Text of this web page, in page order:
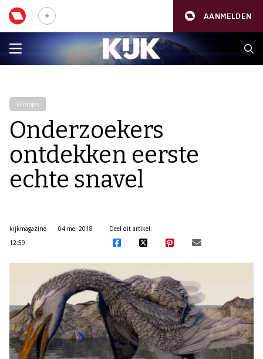
AANMELDEN
Filmpjes
Onderzoekers
ontdekken eerste
echte snavel
kijkmagazine
04 mei 2018
12:59
Deel dit artikel: